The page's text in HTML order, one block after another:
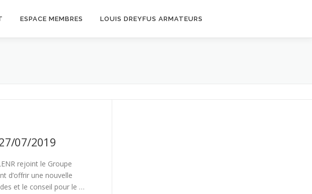
ESPACE MEMBRES LOUIS DREYFUS ARMATEURS
27/07/2019
rejoint le Groupe
d’offrir une nouvelle
et le conseil pour le …